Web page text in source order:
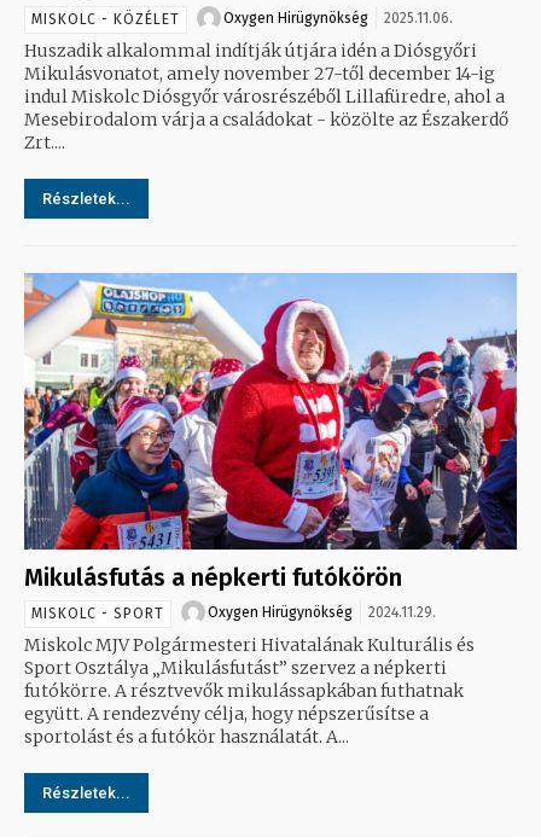
MISKOLC - KÖZÉLET Oxygen Hirügynökség 2025.11.06.
Huszadik alkalommal indítják útjára idén a Diósgyőri
Mikulásvonatot, amely november 27-től december 14-ig
indul Miskolc Diósgyőr városrészéből Lillafüredre, ahol a
Mesebirodalom várja a családokat - közölte az Északerdő
Zrt....
Részletek...
Mikulásfutás a népkerti futókörön
MISKOLC - SPORT Oxygen Hirügynökség 2024.11.29.
Miskolc MJV Polgármesteri Hivatalának Kulturális és
Sport Osztálya „Mikulásfutást” szervez a népkerti
futókörre. A résztvevők mikulássapkában futhatnak
együtt. A rendezvény célja, hogy népszerűsítse a
sportolást és a futókör használatát. A...
Részletek...